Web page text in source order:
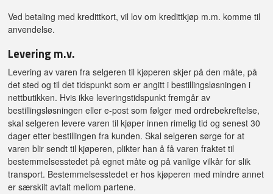
Ved betaling med kredittkort, vil lov om kredittkjøp m.m. komme til
anvendelse.
Levering m.v.
Levering av varen fra selgeren til kjøperen skjer på den måte, på
det sted og til det tidspunkt som er angitt i bestillingsløsningen i
nettbutikken. Hvis ikke leveringstidspunkt fremgår av
bestillingsløsningen eller e-post som følger med ordrebekreftelse,
skal selgeren levere varen til kjøper innen rimelig tid og senest 30
dager etter bestillingen fra kunden. Skal selgeren sørge for at
varen blir sendt til kjøperen, plikter han å få varen fraktet til
bestemmelsesstedet på egnet måte og på vanlige vilkår for slik
transport. Bestemmelsesstedet er hos kjøperen med mindre annet
er særskilt avtalt mellom partene.